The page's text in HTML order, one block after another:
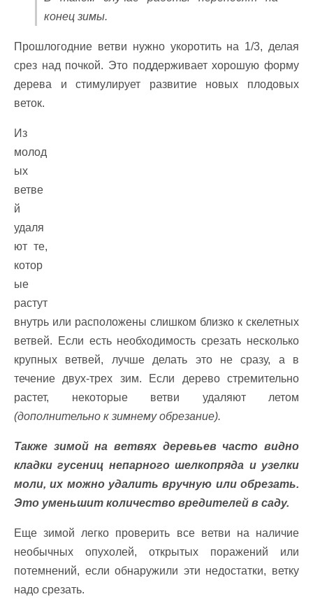
конец зимы.
Прошлогодние ветви нужно укоротить на 1/3, делая
срез над почкой. Это поддерживает хорошую форму
дерева и стимулирует развитие новых плодовых
веток.
Из
молод
ых
ветве
й
удаля
ют те,
котор
ые
растут
внутрь или расположены слишком близко к скелетных
ветвей. Если есть необходимость срезать несколько
крупных ветвей, лучше делать это не сразу, а в
течение двух-трех зим. Если дерево стремительно
растет, некоторые ветви удаляют летом
(дополнительно к зимнему обрезание).
Также зимой на ветвях деревьев часто видно
кладки гусениц непарного шелкопряда и узелки
моли, их можно удалить вручную или обрезать.
Это уменьшит количество вредителей в саду.
Еще зимой легко проверить все ветви на наличие
необычных опухолей, открытых поражений или
потемнений, если обнаружили эти недостатки, ветку
надо срезать.